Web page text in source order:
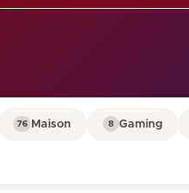
Gaming
8
Maison
76